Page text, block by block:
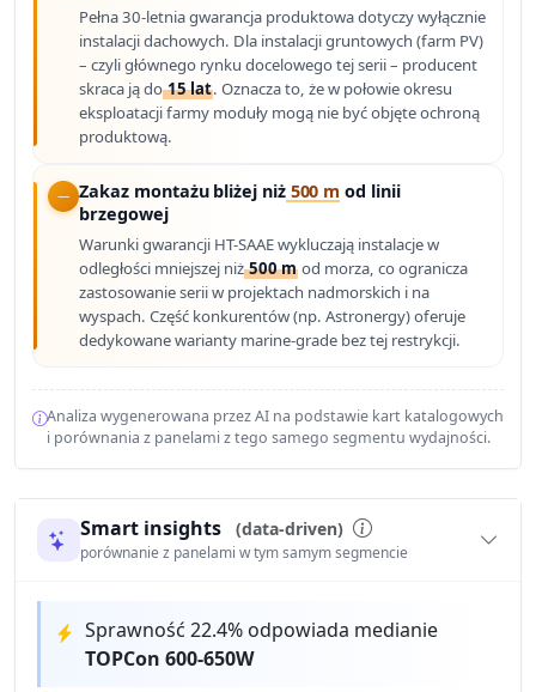
Pełna 30-letnia gwarancja produktowa dotyczy wyłącznie
instalacji dachowych. Dla instalacji gruntowych (farm PV)
– czyli głównego rynku docelowego tej serii – producent
skraca ją do15 lat. Oznacza to, że w połowie okresu
eksploatacji farmy moduły mogą nie być objęte ochroną
produktową.
Zakaz montażu bliżej niż500 m od linii
brzegowej
Warunki gwarancji HT-SAAE wykluczają instalacje w
odległości mniejszej niż500 m od morza, co ogranicza
zastosowanie serii w projektach nadmorskich i na
wyspach. Część konkurentów (np. Astronergy) oferuje
dedykowane warianty marine-grade bez tej restrykcji.
Analiza wygenerowana przez AI na podstawie kart katalogowych
i porównania z panelami z tego samego segmentu wydajności.
Smart insights (data-driven)
porównanie z panelami w tym samym segmencie
Sprawność 22.4% odpowiada medianie
TOPCon 600-650W